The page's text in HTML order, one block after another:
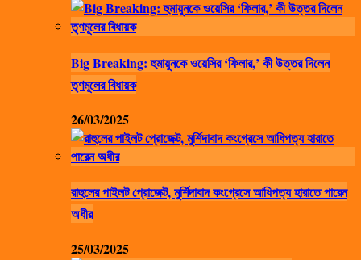
Big Breaking: হুমায়ুনকে ওয়েসির ‘ফিলার,’ কী উত্তর দিলেন
তৃণমূলের বিধায়ক
26/03/2025
রাহুলের পাইলট প্রোজেক্ট, মুর্শিদাবাদ কংগ্রেসে আধিপত্য হারাতে পারেন
অধীর
25/03/2025